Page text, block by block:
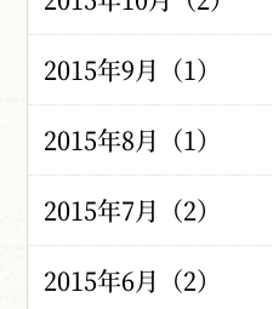
2015年9月（1）
2015年8月（1）
2015年7月（2）
2015年6月（2）